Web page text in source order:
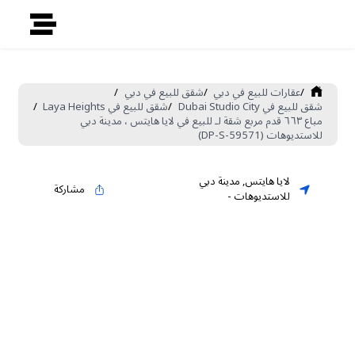
/عقارات للبيع في دبي /شقق للبيع في دبي /
شقق للبيع في Dubai Studio City /شقق للبيع في Laya Heights /
مباع ٦٦٣ قدم مربع شقة لـ للبيع في لايا هايتس ، مدينة دبي
للاستديوهات (DP-S-59571)
لايا هايتس,مدينة دبي
للاستديوهات- مشاركة